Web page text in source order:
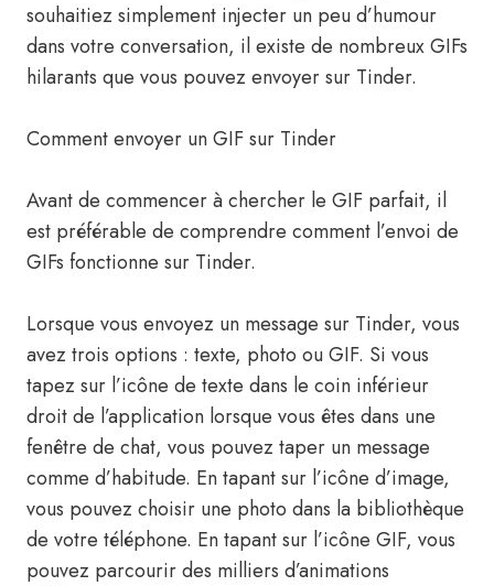
souhaitiez simplement injecter un peu d’humour
dans votre conversation, il existe de nombreux GIFs
hilarants que vous pouvez envoyer sur Tinder.
Comment envoyer un GIF sur Tinder
Avant de commencer à chercher le GIF parfait, il
est préférable de comprendre comment l’envoi de
GIFs fonctionne sur Tinder.
Lorsque vous envoyez un message sur Tinder, vous
avez trois options : texte, photo ou GIF. Si vous
tapez sur l’icône de texte dans le coin inférieur
droit de l’application lorsque vous êtes dans une
fenêtre de chat, vous pouvez taper un message
comme d’habitude. En tapant sur l’icône d’image,
vous pouvez choisir une photo dans la bibliothèque
de votre téléphone. En tapant sur l’icône GIF, vous
pouvez parcourir des milliers d’animations